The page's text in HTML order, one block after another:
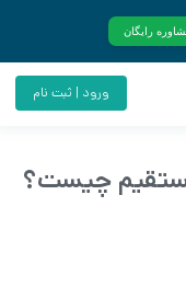
ورود | ثبت نام
چیست؟